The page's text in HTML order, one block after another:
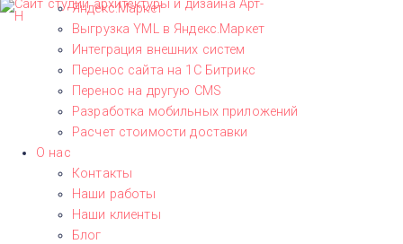
Яндекс.Маркет
Выгрузка YML в Яндекс.Маркет
Интеграция внешних систем
Перенос сайта на 1С Битрикс
Перенос на другую CMS​
Разработка мобильных приложений
Расчет стоимости доставки
О нас
Контакты
Наши работы
Наши клиенты
Блог